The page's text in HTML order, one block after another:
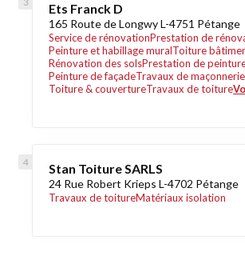
Ets Franck D
165 Route de Longwy L-4751 Pétange
Service de rénovationPrestation de
Peinture et habillage muralToiture
Rénovation des solsPrestation de
Peinture de façadeTravaux de maçonnerie
Toiture & couvertureTravaux de toiture
Stan Toiture SARLS
24 Rue Robert Krieps L-4702 Pétange
Travaux de toitureMatériaux isolation